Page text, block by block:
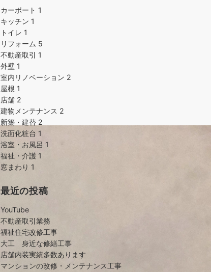
カーポート 1
キッチン 1
トイレ 1
リフォーム 5
不動産取引 1
外壁 1
室内リノベーション 2
屋根 1
店舗 2
建物メンテナンス 2
新築・建替 2
洗面化粧台 1
浴室・お風呂 1
福祉・介護 1
窓まわり 1
最近の投稿
YouTube
不動産取引業務
福祉住宅改修工事
大工 身近な修繕工事
店舗内装実績多数あります
マンションの改修・メンテナンス工事